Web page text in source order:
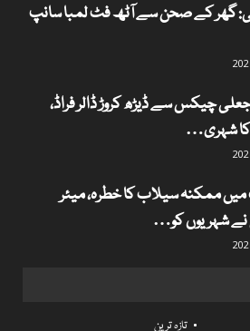
گھر کے صحن سے آٹھ فٹ لمبا سانپ
چیکس سے ڈیڑھ کروڑ ڈالر فراڈ،
کا شہری…
میں ممکنہ سیلاب کا خطرہ، میئر
نے شہریوں کو…
تازہ ترین